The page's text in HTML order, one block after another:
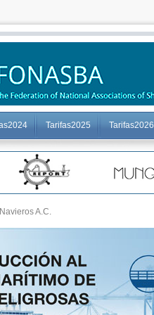
Tarifas2025 Tarifas2026
A.C.